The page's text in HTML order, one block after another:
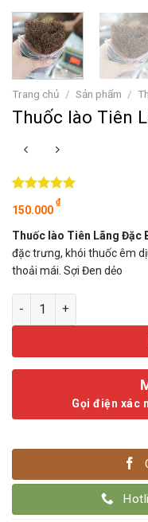
Trang chủ / Sản phẩm /
Thuốc lào Tiên
trên 5
dựa trên
150.000
₫
Thuốc lào Tiên Lãng Đặc
đặc trưng, khói thuốc êm
thoải mái. Sợi Đen dẻo
Thuốc lào Tiên Lãng
Gọi điện xác